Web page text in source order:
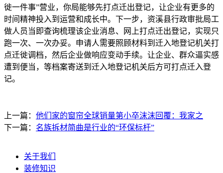
徙一件事”营业，你局能够先打点迁出登记，让企业有更多的
时间精神投入到运营和成长中。下一步，资溪县行政审批局工
做人员当即查询梳理该企业消息、网上打点迁出登记，实现只
跑一次、一次办妥。申请人需要照顾材料到迁入地登记机关打
点迁徙调档，然后企业做响应变动手续。让企业、群众逼实感
遭到便当，等档案寄送到迁入地登记机关后方可打点迁入登
记。
上一篇： 他们家的窗帘全球销量第小卒沫沫回覆：我家之
下一篇： 名族拆材简曲是行业的“环保标杆”
关于我们
装修知识